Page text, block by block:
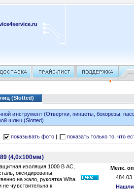
(Slotted)
инструмент (Отвертки, пинцеты, бокорезы,
шлиц (Slotted)
показывать фото| показать только то, что
(4,0х100мм)
изоляция 1000 В АС,
оксидированы,
на жало, рукоятка Wiha
чувствительна к
Мелк.
484.03